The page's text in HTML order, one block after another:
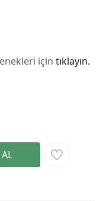
için tıklayın.